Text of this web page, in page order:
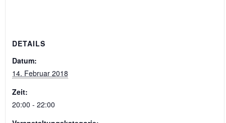
DETAILS
Datum:
14. Februar 2018
Zeit:
20:00 - 22:00